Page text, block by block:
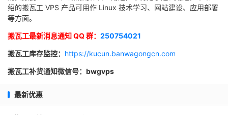
绍的搬瓦工 VPS 产品可用作 Linux 技术学习、网站建设、应用部署
等方面。
搬瓦工最新消息通知 QQ 群： 250754021
搬瓦工库存监控： https://kucun.banwagongcn.com
搬瓦工补货通知微信号：bwgvps
最新优惠